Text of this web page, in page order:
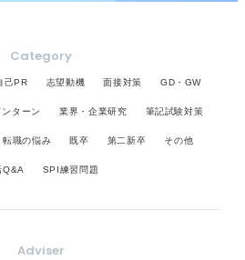
Category
己PR 志望動機 面接対策 GD・GW
ンターン 業界・企業研究 筆記試験対策
転職の悩み 既卒 第二新卒 その他
Q&A SPI練習問題
Adviser